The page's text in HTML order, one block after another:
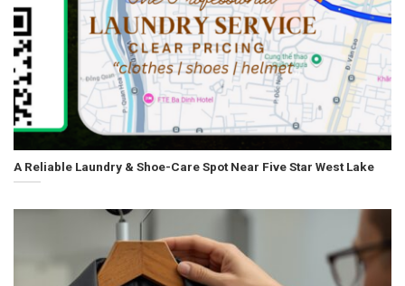
A Reliable Laundry & Shoe-Care Spot Near Five Star West Lake